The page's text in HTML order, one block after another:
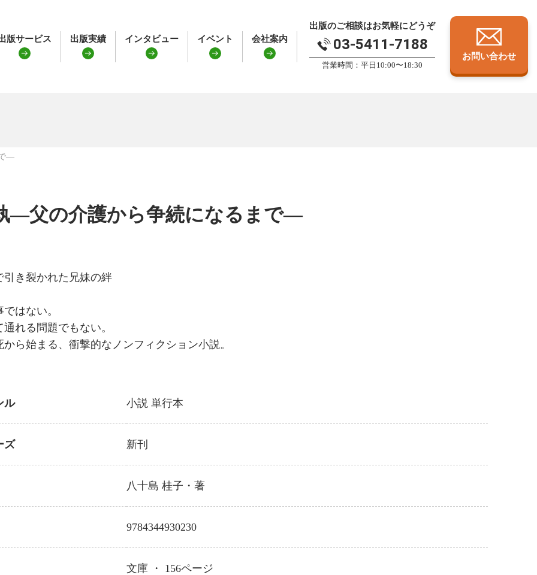
版サービス 出版実績 インタビュー イベント 会社案内
出版のご相談はお気軽にどうぞ
03-5411-7188
営業時間：平日10:00〜18:30
お問い合わせ
―
―父の介護から争続になるまで―
引き裂かれた兄妹の絆
はない。
通れる問題でもない。
から始まる、衝撃的なノンフィクション小説。
ル 小説 単行本
ズ 新刊
八十島 桂子 ・著
9784344930230
文庫 ・ 156ページ